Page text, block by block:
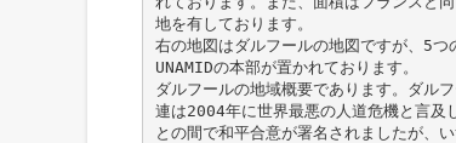
地を有しております。
右の地図はダルフールの地図ですが、5
UNAMIDの本部が置かれております。
ダルフールの地域概要であります。ダル
連は2004年に世界最悪の人道危機と言及
との間で和平合意が署名されましたが、